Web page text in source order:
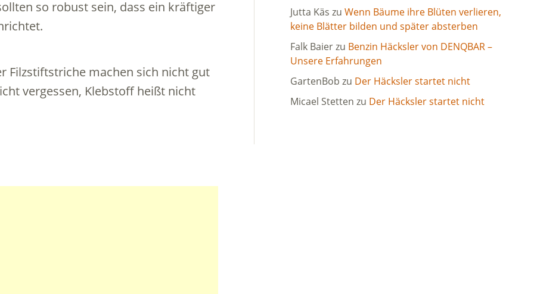
so robust sein, dass ein kräftiger
Filzstiftstriche machen sich nicht gut
vergessen, Klebstoff heißt nicht
Jutta Käs zu Wenn Bäume ihre Blüten verlieren,
keine Blätter bilden und später absterben
Falk Baierzu Benzin Häcksler von DENQBAR –
Unsere Erfahrungen
GartenBob zu Der Häcksler startet nicht
Micael Stetten zu Der Häcksler startet nicht